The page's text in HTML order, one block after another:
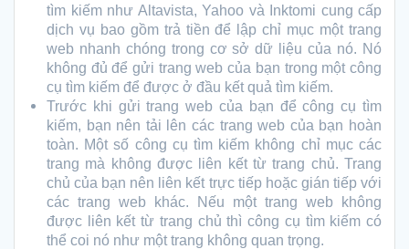
tìm kiếm như Altavista, Yahoo và Inktomi cung cấp
dịch vụ bao gồm trả tiền để lập chỉ mục một trang
web nhanh chóng trong cơ sở dữ liệu của nó. Nó
không đủ để gửi trang web của bạn trong một công
cụ tìm kiếm để được ở đầu kết quả tìm kiếm.
Trước khi gửi trang web của bạn để công cụ tìm
kiếm, bạn nên tải lên các trang web của bạn hoàn
toàn. Một số công cụ tìm kiếm không chỉ mục các
trang mà không được liên kết từ trang chủ. Trang
chủ của bạn nên liên kết trực tiếp hoặc gián tiếp với
các trang web khác. Nếu một trang web không
được liên kết từ trang chủ thì công cụ tìm kiếm có
thể coi nó như một trang không quan trọng.